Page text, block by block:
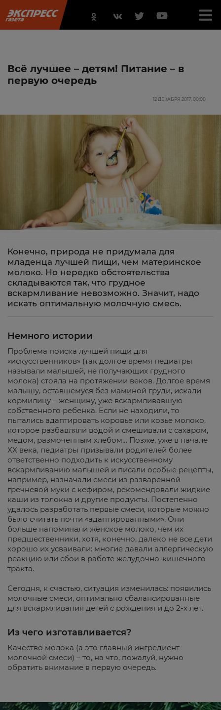
Всё лучшее – детям! Питание – в
первую очередь
12 ДЕКАБРЯ 2017, 00:00
Конечно, природа не придумала для
младенца лучшей пищи, чем материнское
молоко. Но нередко обстоятельства
складываются так, что грудное
вскармливание невозможно. Значит, надо
искать оптимальную молочную смесь.
Немного истории
Проблема поиска лучшей пищи для
«искусственников» (так долгое время педиатры
называли малышей, не получающих грудного
молока) стояла на протяжении веков. Долгое время
малышу, оставшемуся без маминой груди, искали
кормилицу – женщину, уже вскармливавшую
собственного ребенка. Если не находили, то
пытались адаптировать коровье или козье молоко,
которое разбавляли водой и смешивали с сахаром,
медом, размоченным хлебом… Позже, уже в начале
XX века, педиатры призывали родителей более
ответственно подходить к искусственному
вскармливанию малышей и писали особые рецепты,
например, назначали смеси из разваренной
гречневой муки с кефиром, рекомендовали жидкие
каши из толокна и другие продукты. Постепенно
удалось разработать первые смеси, которые можно
было считать почти «адаптированными». Они
больше напоминали женское молоко, чем их
предшественники, хотя, конечно, далеко не все дети
хорошо их усваивали: многие давали аллергическую
реакцию или сбои в работе желудочно-кишечного
тракта.
Сегодня, к счастью, ситуация изменилась: появились
молочные смеси, оптимально сбалансированные
для вскармливания детей с рождения и до 2-х лет.
Из чего изготавливается?
Качество молока (а это главный ингредиент
молочной смеси) – то, на что, пожалуй, нужно
обратить внимание в первую очередь.